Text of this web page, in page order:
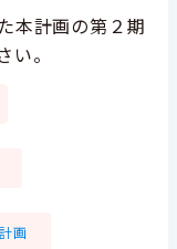
本計画の第２期
い。
画